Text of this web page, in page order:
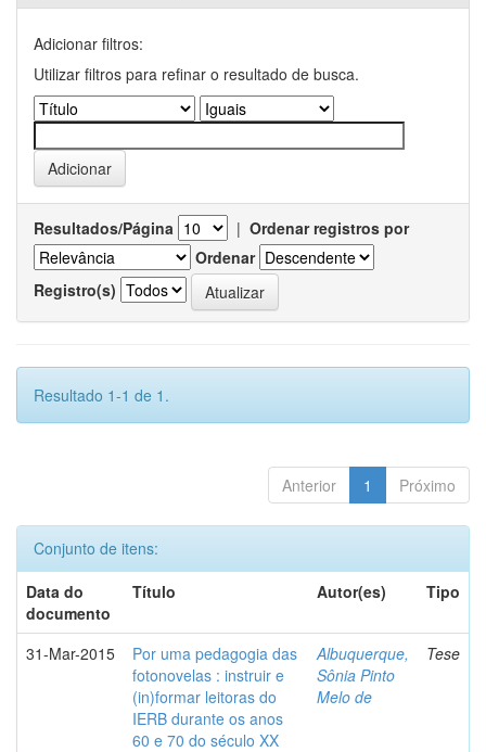
Adicionar filtros:
Utilizar filtros para refinar o resultado de busca.
Resultados/Página | Ordenar registros por
Ordenar
Registro(s)
Resultado 1-1 de 1.
Anterior 1 Próximo
Conjunto de itens:
Data do
documento
Título Autor(es) Tipo
31-Mar-2015
Por uma pedagogia das
fotonovelas : instruir e
(in)formar leitoras do
IERB durante os anos
60 e 70 do século XX
Albuquerque,
Sônia Pinto
Melo de
Tese